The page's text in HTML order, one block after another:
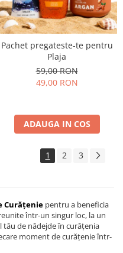
Pachet pregateste-te pentru
Plaja
59,00 RON
49,00 RON
ADAUGA IN COS
1 2 3
Curățenie pentru a beneficia
într-un singur loc, la un
de nădejde în curățenia
moment de curățenie într-